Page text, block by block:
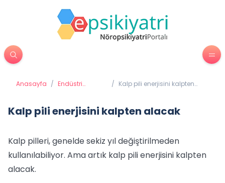
Anasayfa / Endüstri
/ Kalp pili enerjisini kalpten
Kalp pili enerjisini kalpten alacak
Kalp pilleri, genelde sekiz yıl değiştirilmeden
kullanılabiliyor. Ama artık kalp pili enerjisini kalpten
alacak.